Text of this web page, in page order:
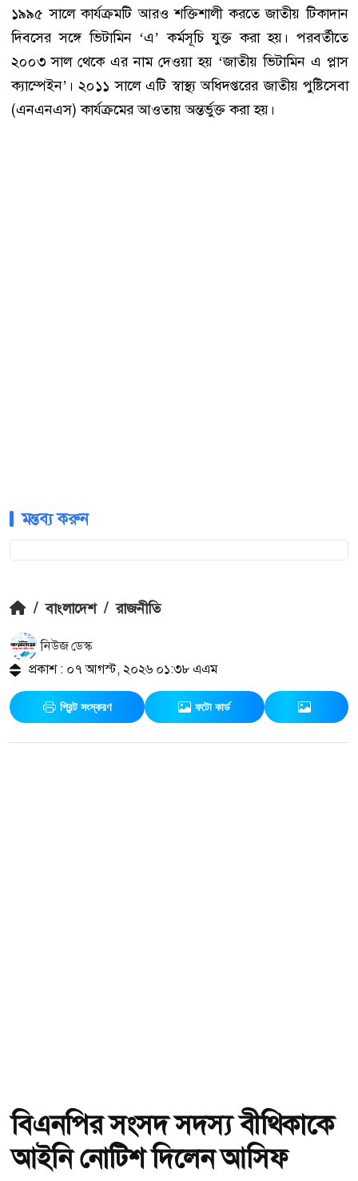
১৯৯৫ সালে কার্যক্রমটি আরও শক্তিশালী করতে জাতীয় টিকাদান
দিবসের সঙ্গে ভিটামিন ‘এ’ কর্মসূচি যুক্ত করা হয়। পরবর্তীতে
২০০৩ সাল থেকে এর নাম দেওয়া হয় ‘জাতীয় ভিটামিন এ প্লাস
ক্যাম্পেইন’। ২০১১ সালে এটি স্বাস্থ্য অধিদপ্তরের জাতীয় পুষ্টিসেবা
(এনএনএস) কার্যক্রমের আওতায় অন্তর্ভুক্ত করা হয়।
মন্তব্য করুন
/ বাংলাদেশ / রাজনীতি
নিউজ ডেস্ক
প্রকাশ : ০৭ আগস্ট, ২০২৬ ০১:৩৮ এএম
প্রিন্ট সংস্করণ ফটো কার্ড
বিএনপির সংসদ সদস্য বীথিকাকে
আইনি নোটিশ দিলেন আসিফ